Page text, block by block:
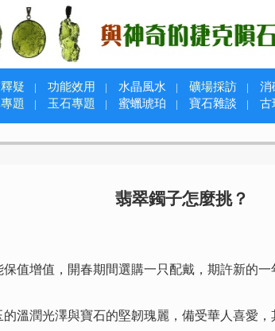
疑 | 功能效用 | 水晶風水 | 礦場採訪 | 消
題 | 玉石專題 | 蜜蠟琥珀 | 寶石雜談 | 古
翡翠鐲子怎麼挑？
增值，開春期間選購一只配戴，期許新的一
潤光澤與寶石的堅韌瑰麗，備受華人喜愛，